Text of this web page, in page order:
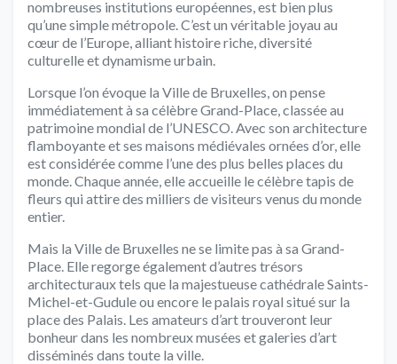
nombreuses institutions européennes, est bien plus
qu’une simple métropole. C’est un véritable joyau au
cœur de l’Europe, alliant histoire riche, diversité
culturelle et dynamisme urbain.
Lorsque l’on évoque la Ville de Bruxelles, on pense
immédiatement à sa célèbre Grand-Place, classée au
patrimoine mondial de l’UNESCO. Avec son architecture
flamboyante et ses maisons médiévales ornées d’or, elle
est considérée comme l’une des plus belles places du
monde. Chaque année, elle accueille le célèbre tapis de
fleurs qui attire des milliers de visiteurs venus du monde
entier.
Mais la Ville de Bruxelles ne se limite pas à sa Grand-
Place. Elle regorge également d’autres trésors
architecturaux tels que la majestueuse cathédrale Saints-
Michel-et-Gudule ou encore le palais royal situé sur la
place des Palais. Les amateurs d’art trouveront leur
bonheur dans les nombreux musées et galeries d’art
disséminés dans toute la ville.